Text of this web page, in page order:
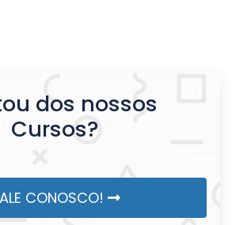
dos nossos
Cursos?
CONOSCO!